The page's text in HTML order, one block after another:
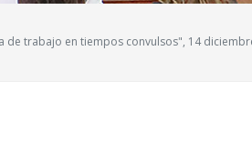
trabajo en tiempos convulsos", 14